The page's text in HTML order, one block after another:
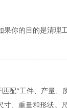
你的目的是清理
配“工件、产量、
、重量和形状。